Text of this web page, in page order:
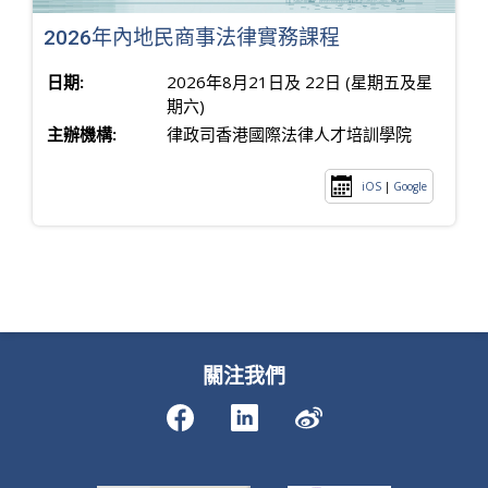
2026年內地民商事法律實務課程
日期:
2026年8月21日及 22日 (星期五及星
期六)
主辦機構:
律政司香港國際法律人才培訓學院
iOS | Google
關注我們